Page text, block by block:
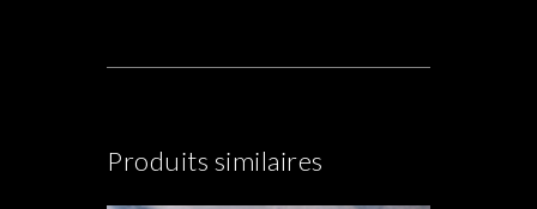
Produits similaires